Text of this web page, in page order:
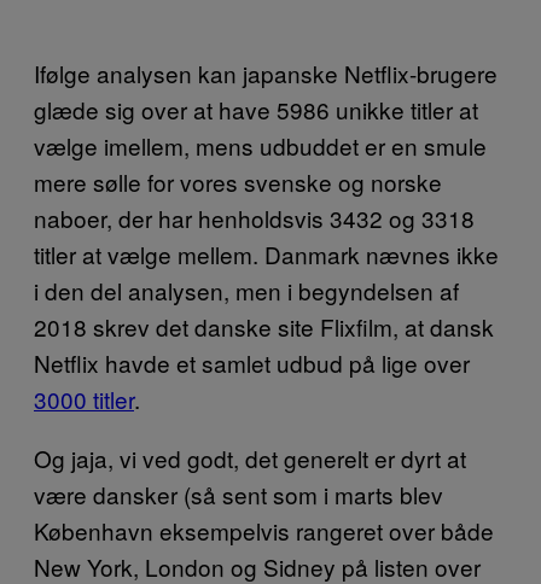
Ifølge analysen kan japanske Netflix-brugere
glæde sig over at have 5986 unikke titler at
vælge imellem, mens udbuddet er en smule
mere sølle for vores svenske og norske
naboer, der har henholdsvis 3432 og 3318
titler at vælge mellem. Danmark nævnes ikke
i den del analysen, men i begyndelsen af
2018 skrev det danske site Flixfilm, at dansk
Netflix havde et samlet udbud på lige over
3000 titler.
Og jaja, vi ved godt, det generelt er dyrt at
være dansker (så sent som i marts blev
København eksempelvis rangeret over både
New York, London og Sidney på listen over